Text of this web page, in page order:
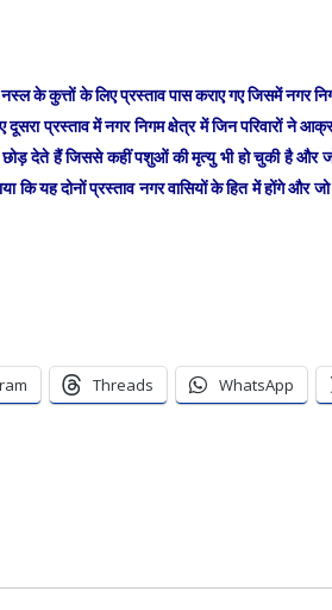
के कुत्तों के लिए प्रस्ताव पास कराए गए जिसमें नगर
प्रस्ताव में नगर निगम क्षेत्र में जिन परिवारों ने
देते हैं जिससे कहीं पशुओं की मृत्यु भी हो चुकी है
यह दोनों प्रस्ताव नगर वासियों के हित में होंगे और
Threads WhatsApp